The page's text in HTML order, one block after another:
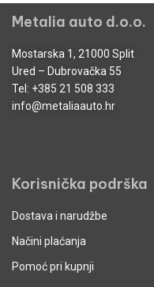
Metalia auto d.o.o.
Mostarska 1, 21000 Split
Ured – Dubrovačka 55
Tel: +385 21 508 333
info@metaliaauto.hr
Korisnička podrška
Dostava i narudžbe
Načini plaćanja
Pomoć pri kupnji